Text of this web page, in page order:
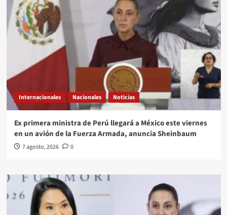
Internacionales Nacionales Noticias
Ex primera ministra de Perú llegará a México este viernes
en un avión de la Fuerza Armada, anuncia Sheinbaum
7 agosto, 2026 0